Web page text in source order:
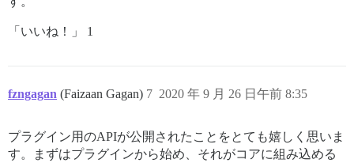
「いいね！」 1
fzngagan (Faizaan Gagan) 2020 年 9 月 26 日午前 8:35
7
プラグイン用のAPIが公開されたことをとても嬉しく思いま
す。まずはプラグインから始め、それがコアに組み込める